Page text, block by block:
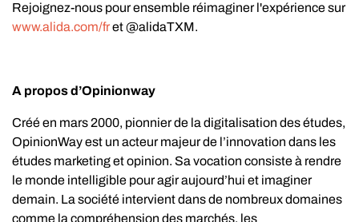
Rejoignez-nous pour ensemble réimaginer l'expérience sur
www.alida.com/fret @alidaTXM.
A propos d’Opinionway
Créé en mars 2000, pionnier de la digitalisation des études,
OpinionWay est un acteur majeur de l’innovation dans les
études marketing et opinion. Sa vocation consiste à rendre
le monde intelligible pour agir aujourd’hui et imaginer
demain. La société intervient dans de nombreux domaines
comme la compréhension des marchés, les